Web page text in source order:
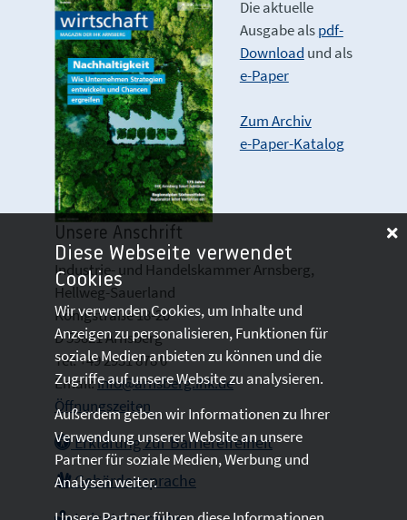
Die aktuelle
Ausgabe alspdf-
Download und als
e-Paper
Zum Archiv
e-Paper-Katalog
Unsere Anschrift
Industrie- und Handelskammer Arnsberg,
Hellweg-Sauerland
Königstraße 18-20
D 59821 Arnsberg
Tel: +49 2931 878 0
Email:info@arnsberg.ihk.de
Öffnungszeiten
Erklärung zur Barrierefreiheit
Gebärdensprache
Diese Webseite verwendet
Cookies
Wir verwenden Cookies, um Inhalte und
Anzeigen zu personalisieren, Funktionen für
soziale Medien anbieten zu können und die
Zugriffe auf unsere Website zu analysieren.
Außerdem geben wir Informationen zu Ihrer
Verwendung unserer Website an unsere
Partner für soziale Medien, Werbung und
Analysen weiter.